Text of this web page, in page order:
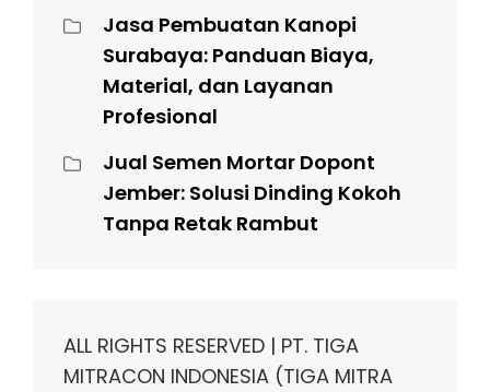
Jasa Pembuatan Kanopi
Surabaya: Panduan Biaya,
Material, dan Layanan
Profesional
Jual Semen Mortar Dopont
Jember: Solusi Dinding Kokoh
Tanpa Retak Rambut
ALL RIGHTS RESERVED | PT. TIGA
MITRACON INDONESIA (TIGA MITRA